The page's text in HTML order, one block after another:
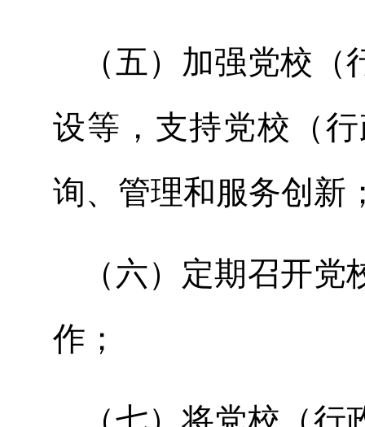
（五）加强党校
设等，支持党校（
询、管理和服务创新
（六）定期召开
作；